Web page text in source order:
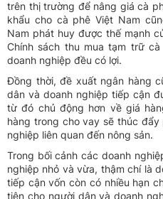
trên thị trường để nâng giá cà
khẩu cho cà phê Việt Nam
Nam phát huy được thế mạnh
Chính sách thu mua tạm trữ
doanh nghiệp đều có lợi.
Đồng thời, đề xuất ngân hàng
dân và doanh nghiệp tiếp cận
từ đó chủ động hơn về giá
hàng trong cho vay sẽ thúc
nghiệp liên quan đến nông sản.
Trong bối cảnh các doanh
nghiệp nhỏ và vừa, thậm chí là
tiếp cận vốn còn có nhiều hạn
tiên cho người dân và doanh